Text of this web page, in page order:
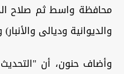
والديوانية وديالى
وأضاف حنون، أن